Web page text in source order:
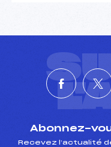
Abonnez-
Recevez l’actualité